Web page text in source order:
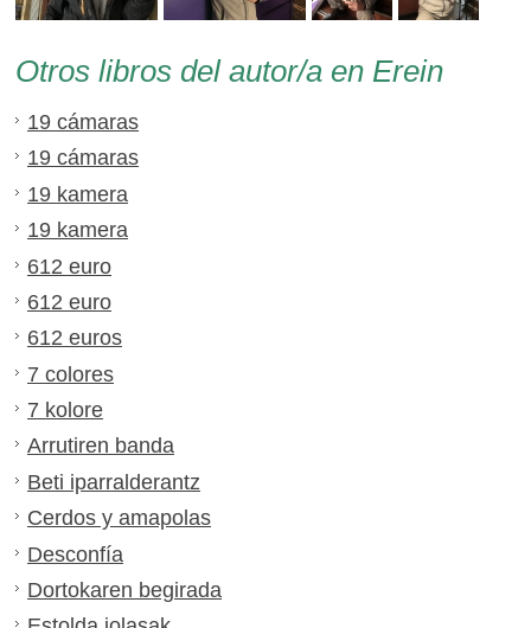
Otros libros del autor/a en Erein
19 cámaras
19 cámaras
19 kamera
19 kamera
612 euro
612 euro
612 euros
7 colores
7 kolore
Arrutiren banda
Beti iparralderantz
Cerdos y amapolas
Desconfía
Dortokaren begirada